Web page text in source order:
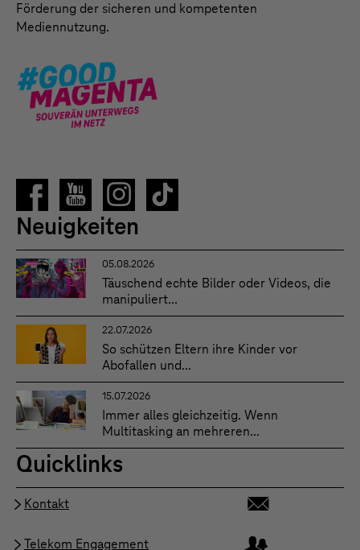
Förderung der sicheren und kompetenten
Mediennutzung.
Neuigkeiten
05.08.2026
Täuschend echte Bilder oder Videos, die
manipuliert...
22.07.2026
So schützen Eltern ihre Kinder vor
Abofallen und...
15.07.2026
Immer alles gleichzeitig. Wenn
Multitasking an mehreren...
Quicklinks
Kontakt
Telekom Engagement